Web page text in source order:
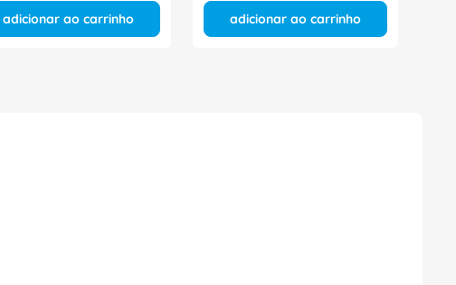
adicionar ao carrinho adicionar ao carrinho